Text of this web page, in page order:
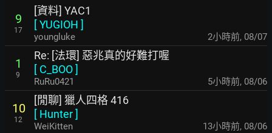
9
17
[資料] YAC1
[YUGIOH ]
youngluke 2小時前, 08/07
1
9
Re: [法環] 惡兆真的好難打喔
[ C_BOO]
RuRu0421 5小時前, 08/06
10
12
[閒聊] 獵人四格 416
[ Hunter]
WeiKitten 13小時前, 08/06